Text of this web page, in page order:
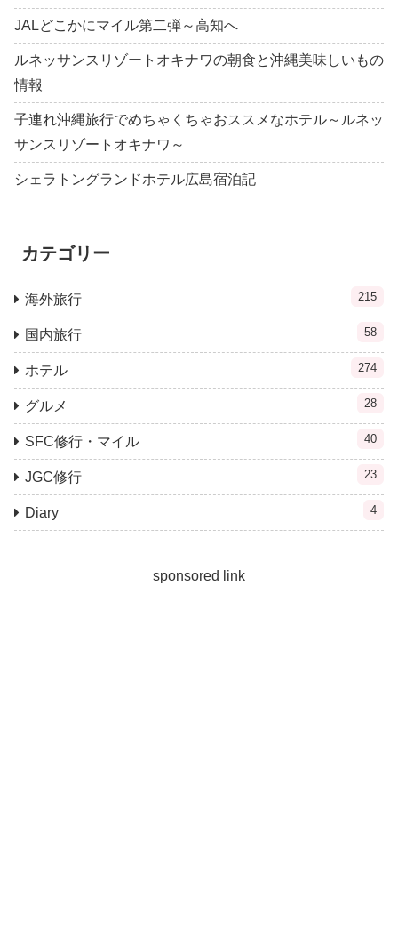
JALどこかにマイル第二弾～高知へ
ルネッサンスリゾートオキナワの朝食と沖縄美味しいもの
情報
子連れ沖縄旅行でめちゃくちゃおススメなホテル～ルネッ
サンスリゾートオキナワ～
シェラトングランドホテル広島宿泊記
カテゴリー
海外旅行 215
国内旅行 58
ホテル 274
グルメ 28
SFC修行・マイル 40
JGC修行 23
Diary 4
sponsored link